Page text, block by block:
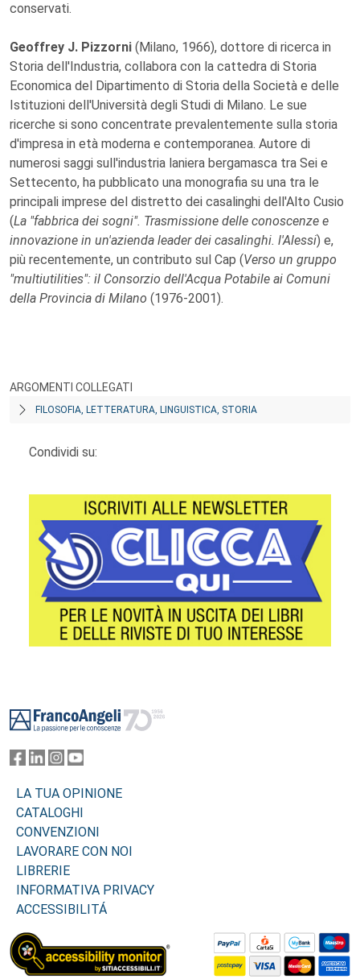
conservati.
Geoffrey J. Pizzorni (Milano, 1966), dottore di ricerca in
Storia dell'Industria, collabora con la cattedra di Storia
Economica del Dipartimento di Storia della Società e delle
Istituzioni dell'Università degli Studi di Milano. Le sue
ricerche si sono concentrate prevalentemente sulla storia
d'impresa in età moderna e contemporanea. Autore di
numerosi saggi sull'industria laniera bergamasca tra Sei e
Settecento, ha pubblicato una monografia su una tra le
principali imprese del distretto dei casalinghi dell'Alto Cusio
(La "fabbrica dei sogni". Trasmissione delle conoscenze e
innovazione in un'azienda leader dei casalinghi. l'Alessi) e,
più recentemente, un contributo sul Cap (Verso un gruppo
"multiutilities": il Consorzio dell'Acqua Potabile ai Comuni
della Provincia di Milano (1976-2001).
ARGOMENTI COLLEGATI
FILOSOFIA, LETTERATURA, LINGUISTICA, STORIA
Condividi su:
LA TUA OPINIONE
CATALOGHI
CONVENZIONI
LAVORARE CON NOI
LIBRERIE
INFORMATIVA PRIVACY
ACCESSIBILITÁ